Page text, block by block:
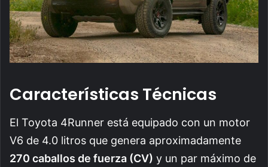
Características Técnicas
El Toyota 4Runner está equipado con un motor
V6 de 4.0 litros que genera aproximadamente
270 caballos de fuerza (CV) y un par máximo de